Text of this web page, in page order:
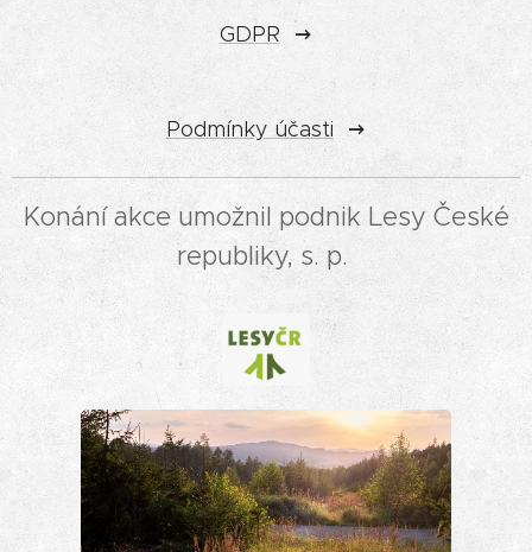
GDPR
Podmínky účasti
Konání akce umožnil podnik Lesy České
republiky, s. p.